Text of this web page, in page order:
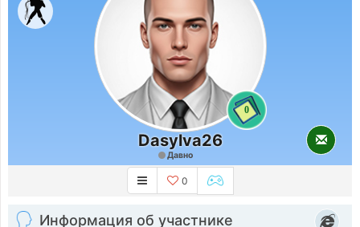
0
Dasylva26
Давно
0
Информация об участнике